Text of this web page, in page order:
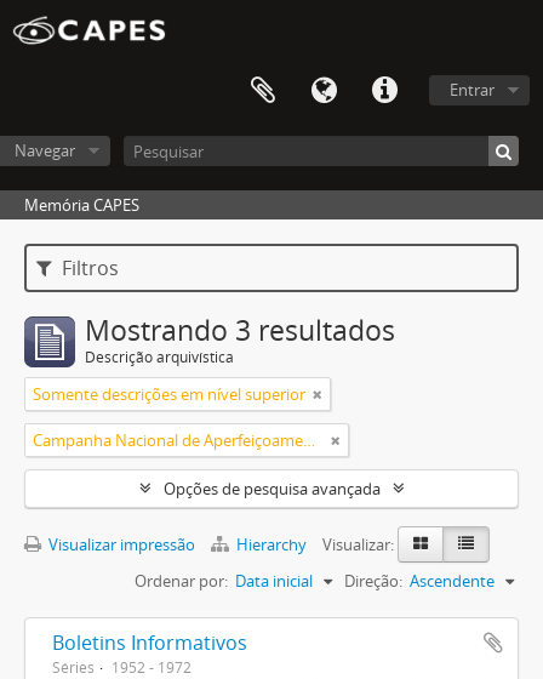
Entrar
Navegar
Memória CAPES
Filtros
Mostrando 3 resultados
Descrição arquivística
Somente descrições em nível superior
Campanha Nacional de Aperfeiçoamento de Pessoal de Nível Superior (CAPES)
Opções de pesquisa avançada
Visualizar impressão Hierarchy
Visualizar:
Ordenar por: Data inicial Direção: Ascendente
Boletins Informativos
Séries 1952 - 1972